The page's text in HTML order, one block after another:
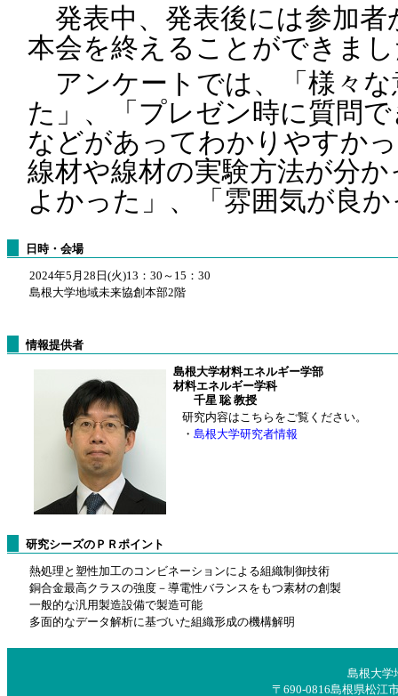
発表中、発表後には参加者
本会を終えることができま
アンケートでは、「様々
た」、「プレゼン時に質問
などがあってわかりやすか
線材や線材の実験方法が分
よかった」、「雰囲気が良
日時・会場
2024年5月28日(火)13：30～15：30
島根大学地域未来協創本部2階
情報提供者
島根大学材料エネルギー学部
材料エネルギー学科
千星 聡 教授
研究内容はこちらをご覧ください。
・ 島根大学研究者情報
研究シーズのＰＲポイント
熱処理と塑性加工のコンビネーションによる組織制御技術
銅合金最高クラスの強度－導電性バランスをもつ素材の創製
一般的な汎用製造設備で製造可能
多面的なデータ解析に基づいた組織形成の機構解明
島根大学
〒690-0816島根県松江